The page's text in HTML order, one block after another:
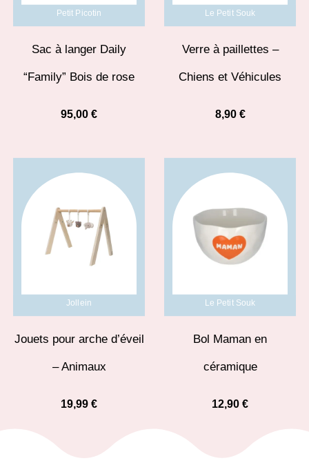
Petit Picotin
Sac à langer Daily
“Family” Bois de rose
95,00 €
Le Petit Souk
Verre à paillettes –
Chiens et Véhicules
8,90 €
Jollein
Jouets pour arche d’éveil
– Animaux
19,99 €
Le Petit Souk
Bol Maman en
céramique
12,90 €